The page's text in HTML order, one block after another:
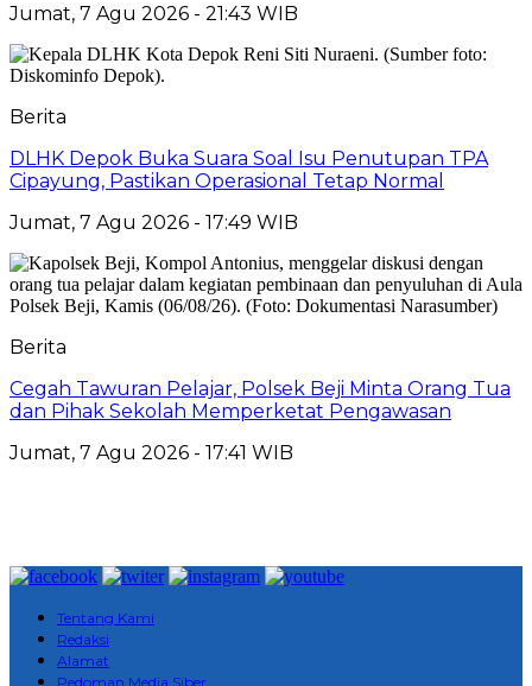
Jumat, 7 Agu 2026 - 21:43 WIB
Berita
DLHK Depok Buka Suara Soal Isu Penutupan TPA
Cipayung, Pastikan Operasional Tetap Normal
Jumat, 7 Agu 2026 - 17:49 WIB
Berita
Cegah Tawuran Pelajar, Polsek Beji Minta Orang Tua
dan Pihak Sekolah Memperketat Pengawasan
Jumat, 7 Agu 2026 - 17:41 WIB
Tentang Kami
Redaksi
Alamat
Pedoman Media Siber